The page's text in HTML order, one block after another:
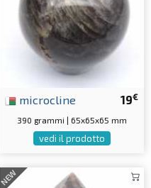
19€
microcline
390 grammi | 65x65x65 mm
vedi il prodotto
NEW